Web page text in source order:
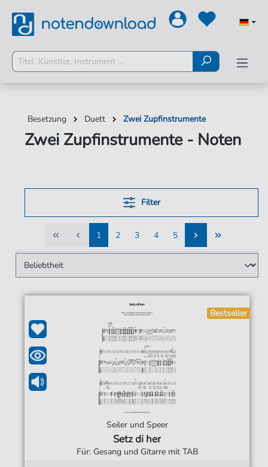
Besetzung Duett Zwei Zupfinstrumente
Zwei Zupfinstrumente - Noten
Filter
1
1
2
2
3
3
4
4
5
5
Bestseller
Seiler und Speer
Setz di her
Für: Gesang und Gitarre mit TAB